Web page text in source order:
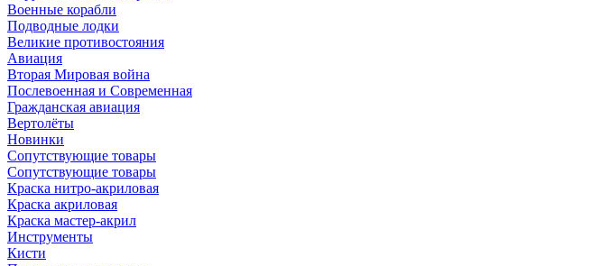
Военные корабли
Подводные лодки
Великие противостояния
Авиация
Вторая Мировая война
Послевоенная и Современная
Гражданская авиация
Вертолёты
Новинки
Сопутствующие товары
Сопутствующие товары
Краска нитро-акриловая
Краска акриловая
Краска мастер-акрил
Инструменты
Кисти